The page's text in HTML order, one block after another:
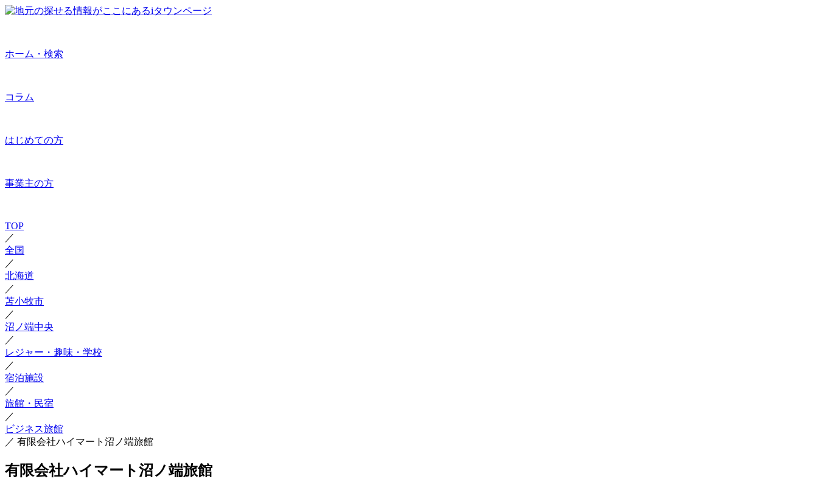
ホーム・検索
コラム
はじめての方
事業主の方
TOP
／
全国
／
北海道
／
苫小牧市
／
沼ノ端中央
／
レジャー・趣味・学校
／
宿泊施設
／
旅館・民宿
／
ビジネス旅館
／ 有限会社ハイマート沼ノ端旅館
有限会社ハイマート沼ノ端旅館